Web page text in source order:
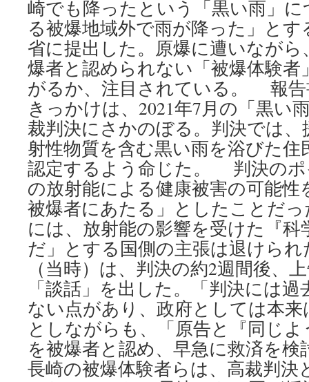
崎でも降ったという「黒い雨」
る被爆地域外で雨が降った」と
省に提出した。原爆に遭いなが
爆者と認められない「被爆体験者
がるか、注目されている。 報
きっかけは、2021年7月の「黒い
裁判決にさかのぼる。判決では、
射性物質を含む黒い雨を浴びた住
認定するよう命じた。 判決のポ
の放射能による健康被害の可能
被爆者にあたる」としたことだ
には、放射能の影響を受けた『科
だ」とする国側の主張は退けら
（当時）は、判決の約2週間後、
「談話」を出した。「判決には
ない点があり、政府としては本
としながらも、「原告と『同じ
を被爆者と認め、早急に救済を
長崎の被爆体験者らは、高裁判決